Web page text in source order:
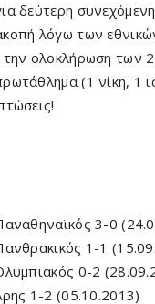
δεύτερη
λόγω των
ολοκλήρωση των
(1 νίκη, 1
3-0
1-1
0-2
1-2 (05.10.2013)